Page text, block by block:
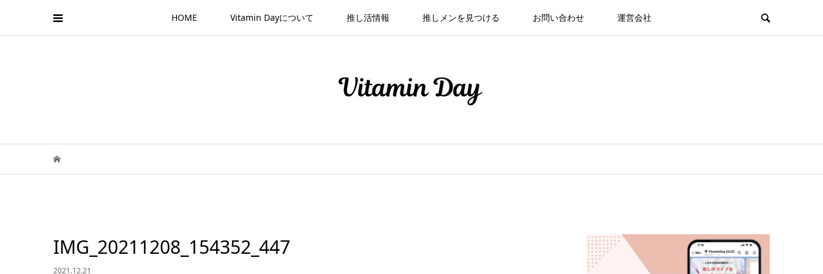
HOME Vitamin Dayについて 推し活情報 推しメンを見つける お問い合わせ 運営会社
IMG_20211208_154352_447
2021.12.21